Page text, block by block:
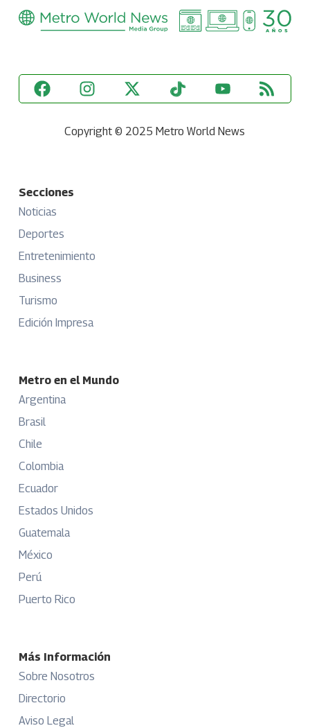
Copyright © 2025 Metro World News
Secciones
Noticias
Deportes
Entretenimiento
Business
Turismo
Edición Impresa
Metro en el Mundo
Argentina
Brasil
Chile
Colombia
Ecuador
Estados Unidos
Guatemala
México
Perú
Puerto Rico
Más Información
Sobre Nosotros
Directorio
Aviso Legal